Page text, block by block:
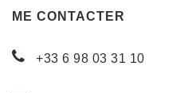
ME CONTACTER
+33 6 98 03 31 10